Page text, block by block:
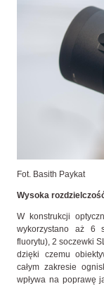
Fot. Basith Paykat
Wysoka
W konstrukcji
wykorzystano aż 6
fluorytu), 2 soczewki
dzięki czemu
całym zakresie
wpływa na poprawę